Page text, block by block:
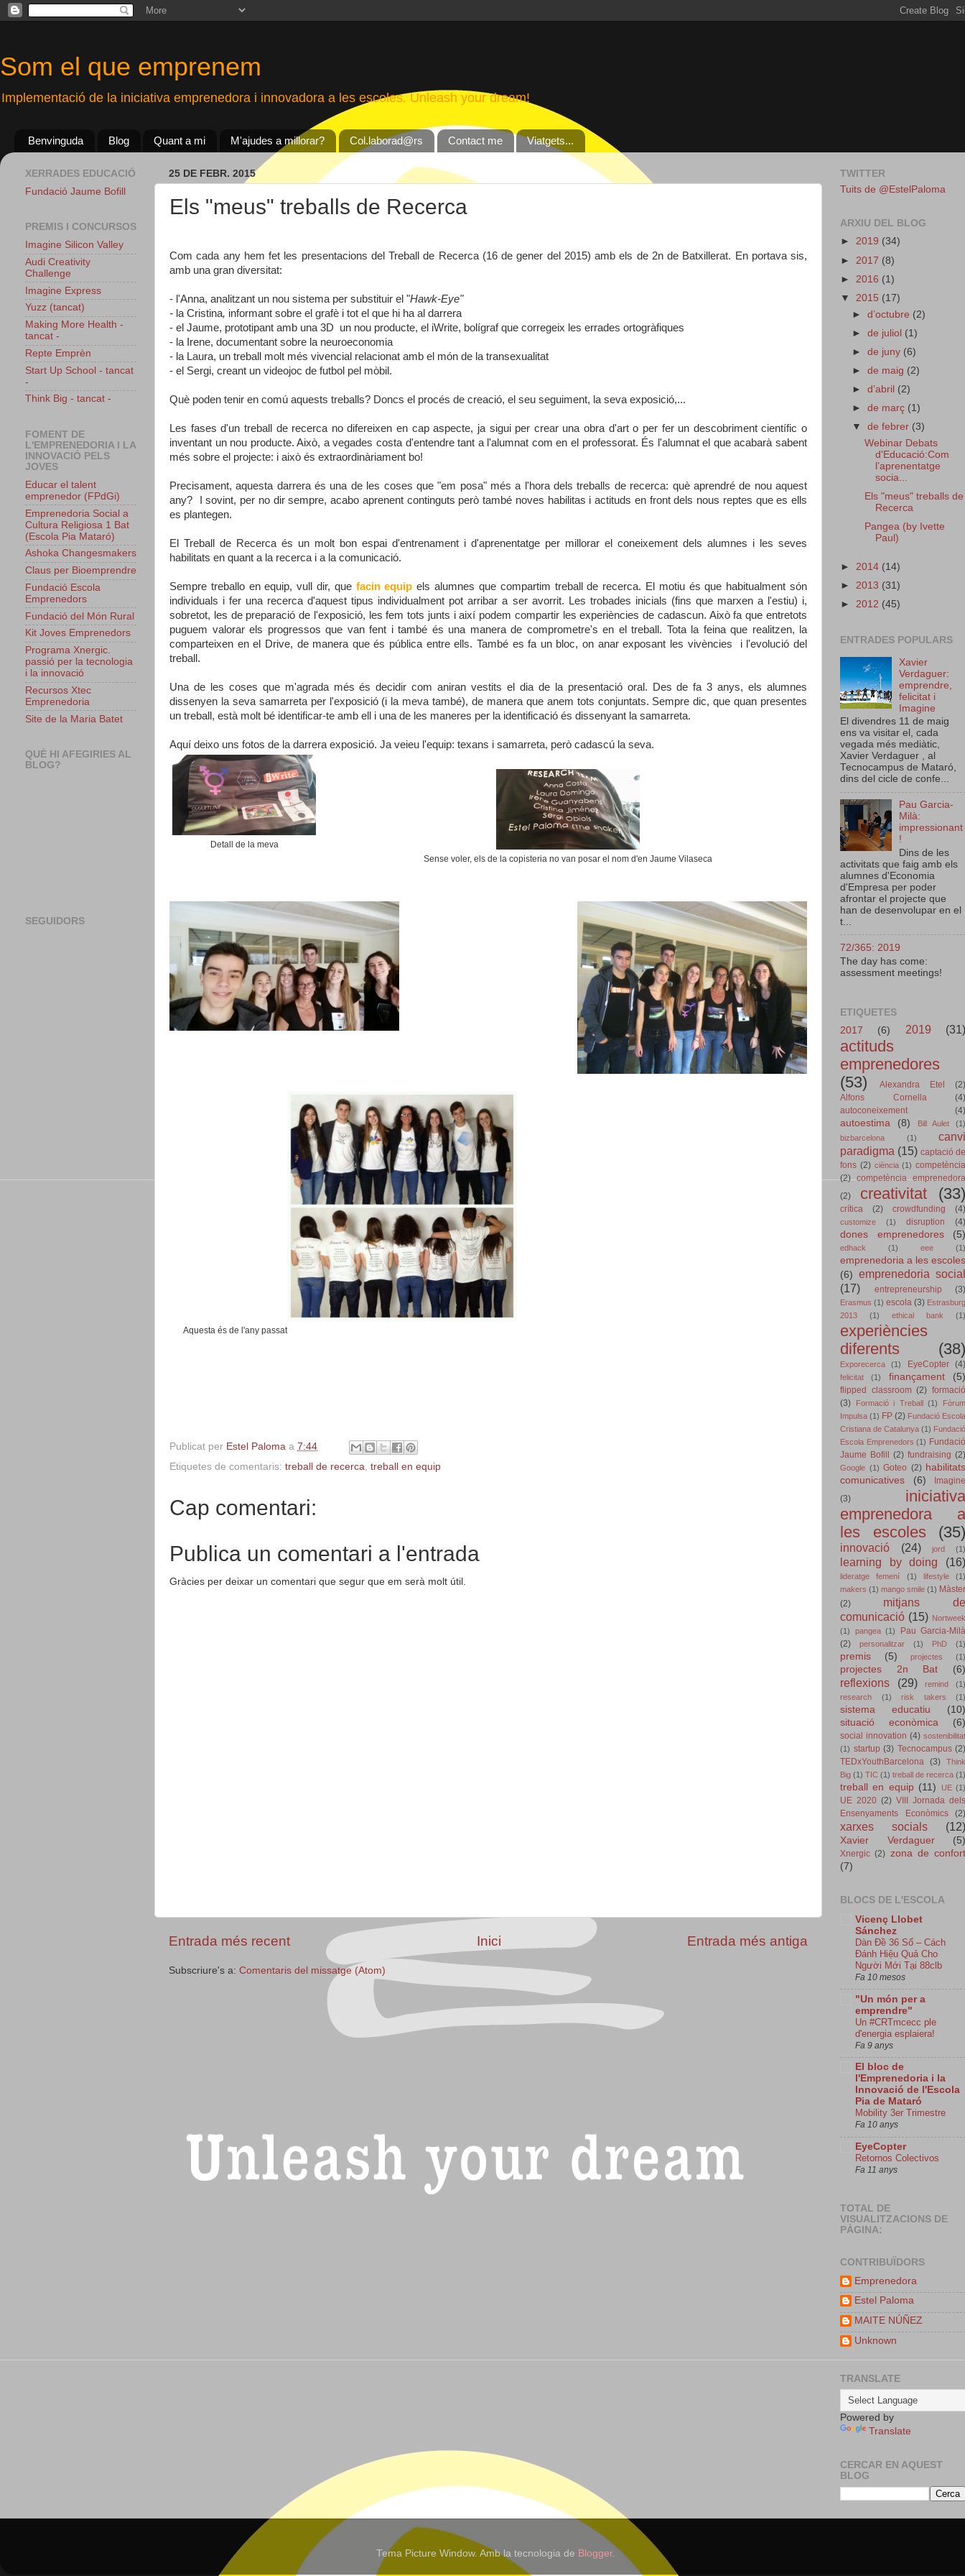
Som el que emprenem
Implementació de la iniciativa emprenedora i innovadora a les escoles. Unleash your dream!
Benvinguda Blog Quant a mi M'ajudes a millorar? Col.laborad@rs Contact me Viatgets...
25 DE FEBR. 2015
Els "meus" treballs de Recerca
Com cada any hem fet les presentacions del Treball de Recerca (16 de gener del 2015) amb els de 2n de Batxillerat. En portava sis,
amb una gran diversitat:
- l'Anna, analitzant un nou sistema per substituir el "Hawk-Eye"
- la Cristina, informant sobre el grafè i tot el que hi ha al darrera
- el Jaume, prototipant amb una 3D un nou producte, el iWrite, bolígraf que corregeix les errades ortogràfiques
- la Irene, documentant sobre la neuroeconomia
- la Laura, un treball molt més vivencial relacionat amb el món de la transexualitat
- el Sergi, creant un videojoc de futbol pel mòbil.
Què poden tenir en comú aquests treballs? Doncs el procés de creació, el seu seguiment, la seva exposició,...
Les fases d'un treball de recerca no difereixen en cap aspecte, ja sigui per crear una obra d'art o per fer un descobriment científic o
inventant un nou producte. Això, a vegades costa d'entendre tant a l'alumnat com en el professorat. És l'alumnat el que acabarà sabent
més sobre el projecte: i això és extraordinàriament bo!
Precisament, aquesta darrera és una de les coses que "em posa" més a l'hora dels treballs de recerca: què aprendré de nou aquest
any? I sovint, per no dir sempre, acabo aprenent continguts però també noves habilitas i actituds en front dels nous reptes que es ells
es plantegen.
El Treball de Recerca és un molt bon espai d'entrenament i d'aprenentatge per millorar el coneixement dels alumnes i les seves
habilitats en quant a la recerca i a la comunicació.
Sempre treballo en equip, vull dir, que facin equip els alumnes que compartim treball de recerca. El motiu és que habitualment són
individuals i fer una recerca d'aquest tipus individualment pot arribar a ser avorrit. Les trobades inicials (fins que marxen a l'estiu) i,
sobretot, les de preparació de l'exposició, les fem tots junts i així podem compartir les experiències de cadascun. Això fa que entretots
puguem valorar els progressos que van fent i també és una manera de comprometre's en el treball. Tota la feina que realitzen, la
comparteixen en el Drive, de manera que és pública entre ells. També es fa un bloc, on anar exposant les vivències i l'evolució del
treball.
Una de les coses que m'agrada més és decidir com aniran vestits el dia de la presentació oral. Des de fa 3 anys, els alumnes
dissenyen la seva samarreta per l'exposició (i la meva també), de manera que anem tots conjuntats. Sempre dic, que quan presentes
un treball, està molt bé identificar-te amb ell i una de les maneres per la identificació és dissenyant la samarreta.
Aquí deixo uns fotos de la darrera exposició. Ja veieu l'equip: texans i samarreta, però cadascú la seva.
Detall de la meva
Sense voler, els de la copisteria no van posar el nom d'en Jaume Vilaseca
Aquesta és de l'any passat
Publicat per Estel Paloma a 7:44
Etiquetes de comentaris: treball de recerca treball en equip
Cap comentari:
Publica un comentari a l'entrada
Gràcies per deixar un comentari que segur que em serà molt útil.
Entrada més recent Entrada més antiga
Inici
Subscriure's a: Comentaris del missatge (Atom)
XERRADES EDUCACIÓ
Fundació Jaume Bofill
PREMIS I CONCURSOS
Imagine Silicon Valley
Audi Creativity
Challenge
Imagine Express
Yuzz (tancat)
Making More Health -
tancat -
Repte Emprèn
Start Up School - tancat
-
Think Big - tancat -
FOMENT DE
L'EMPRENEDORIA I LA
INNOVACIÓ PELS
JOVES
Educar el talent
emprenedor (FPdGi)
Emprenedoria Social a
Cultura Religiosa 1 Bat
(Escola Pia Mataró)
Ashoka Changesmakers
Claus per Bioemprendre
Fundació Escola
Emprenedors
Fundació del Món Rural
Kit Joves Emprenedors
Programa Xnergic.
passió per la tecnologia
i la innovació
Recursos Xtec
Emprenedoria
Site de la Maria Batet
QUÈ HI AFEGIRIES AL
BLOG?
SEGUIDORS
TWITTER
Tuits de @EstelPaloma
ARXIU DEL BLOG
► 2019 (34)
► 2017 (8)
► 2016 (1)
▼ 2015 (17)
►d’octubre (2)
►de juliol (1)
►de juny (6)
►de maig (2)
►d’abril (2)
►de març (1)
▼de febrer (3)
Webinar Debats
d'Educació:Com
l’aprenentatge
socia...
Els "meus" treballs de
Recerca
Pangea (by Ivette
Paul)
► 2014 (14)
► 2013 (31)
► 2012 (45)
ENTRADES POPULARS
Xavier
Verdaguer:
emprendre,
felicitat i
Imagine
El divendres 11 de maig
ens va visitar el, cada
vegada més mediàtic,
Xavier Verdaguer , al
Tecnocampus de Mataró,
dins del cicle de confe...
Pau Garcia-
Milà:
impressionant
!
Dins de les
activitats que faig amb els
alumnes d'Economia
d'Empresa per poder
afrontar el projecte que
han de desenvolupar en el
t...
72/365: 2019
The day has come:
assessment meetings!
ETIQUETES
2017
(6) 2019
actituds
emprenedores
(53)
Alexandra Etel
(2)
Alfons Cornella
(4)
autoconeixement
(4)
autoestima (8) Bill Aulet
(1)
bizbarcelona
(1)
canvi
paradigma (15) captació de
fons (2) ciència (1) competència
(2) competència emprenedora
(2)
creativitat (33)
crítica (2) crowdfunding (4)
customize (1) disruption (4)
dones emprenedores (5)
edhack (1) eee (1)
emprenedoria a les escoles
(6) emprenedoria social
(17)
entrepreneurship (3)
Erasmus (1) escola (3) Estrasburg
2013
(1) ethical bank (1)
experiències
diferents
(38)
Exporecerca (1) EyeCopter
felicitat (1) finançament
flipped classroom (2)
(3)
Formació i Treball (1)
Impulsa (1) FP (2) Fundació Escola
Cristiana de Catalunya (1) Fundació
Escola Emprenedors (1)
Jaume Bofill (2) fundraising (2)
Google (1) Goteo (2) habilitats
comunicatives
(6)
Imagine
(3)
iniciativa
emprenedora a
les escoles
(35)
innovació (24) jord
learning by doing
lideratge femení (1) lifestyle
(1)
makers (1) mango smile (1) Màster
(2)
mitjans de
comunicació (15) Nortweek
(1)
pangea (1)
Pau Garcia-Milà
(2)
personalitzar (1) PhD (1)
premis (5) projectes
projectes 2n Bat
reflexions (29) remind
research
(1) risk takers (1)
sistema educatiu
(10)
situació econòmica
(6)
social innovation (4) sostenibilitat
(1) startup (3) Tecnocampus (2)
TEDxYouthBarcelona
(3)
Think
Big (1) TIC (1) treball de recerca (1)
treball en equip (11) UE
UE 2020 (2) VIII Jornada dels
Ensenyaments Econòmics
(2)
xarxes socials (12)
Xavier Verdaguer (5)
Xnergic (2) zona de confort
(7)
BLOCS DE L'ESCOLA
Vicenç Llobet
Sánchez
Dàn Đề 36 Số – Cách
Đánh Hiệu Quả Cho
Người Mới Tại 88clb
Fa 10 mesos
"Un món per a
emprendre"
Un #CRTmcecc ple
d'energia esplaiera!
Fa 9 anys
El bloc de
l'Emprenedoria i la
Innovació de l'Escola
Pia de Mataró
Mobility 3er Trimestre
Fa 10 anys
EyeCopter
Retornos Colectivos
Fa 11 anys
TOTAL DE
VISUALITZACIONS DE
PÀGINA:
CONTRIBUÏDORS
Emprenedora
Estel Paloma
MAITE NÚÑEZ
Unknown
TRANSLATE
Powered by
Translate
CERCAR EN AQUEST
BLOG
Tema Picture Window. Amb la tecnologia de Blogger.